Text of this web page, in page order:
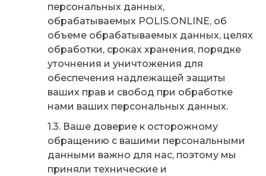
персональных данных,
обрабатываемых POLIS.ONLINE, об
объеме обрабатываемых данных, целях
обработки, сроках хранения, порядке
уточнения и уничтожения для
обеспечения надлежащей защиты
ваших прав и свобод при обработке
нами ваших персональных данных.
Ваше доверие к осторожному
обращению с вашими персональными
данными важно для нас, поэтому мы
приняли технические и